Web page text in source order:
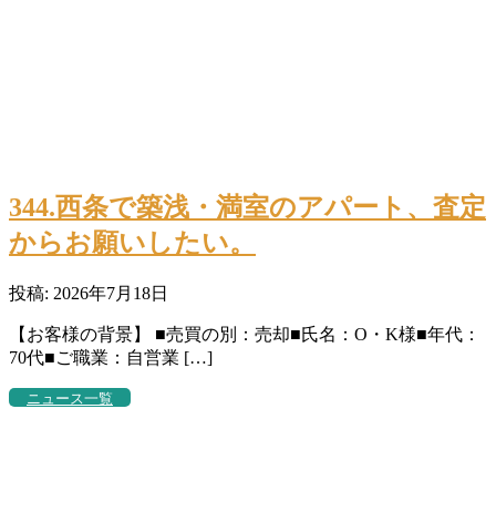
344.西条で築浅・満室のアパート、査定
からお願いしたい。
投稿: 2026年7月18日
【お客様の背景】 ■売買の別：売却■氏名：O・K様■年代：
70代■ご職業：自営業 […]
ニュース一覧